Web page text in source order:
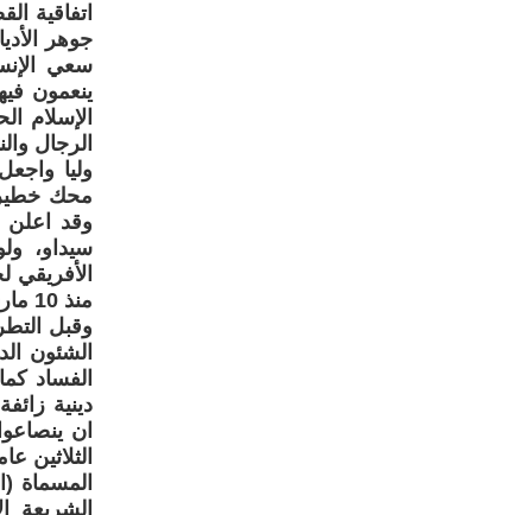
اتفاقية
جوهر
سعي
ينعمون
الإسلام
الرجال
وليا
محك خطير
وقد اعلن
سيداو،
منذ 10 مارس الماضي، واستند على دراسة انعقدت منذ أكتوبر 2020.
وقبل
الشئون
الفساد
دينية
ان
الثلاثين
المسماة
الشريعة